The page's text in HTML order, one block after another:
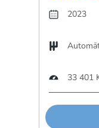
2023
33 401